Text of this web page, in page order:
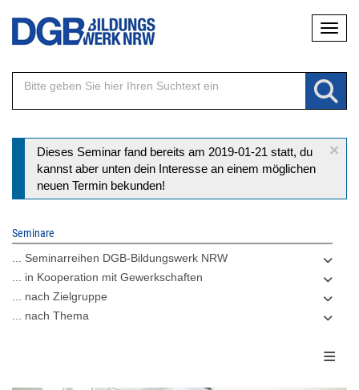
Direkt
Inhalt
×
Statusmeldung
Dieses Seminar fand bereits am 2019-01-21 statt, du
kannst aber unten dein Interesse an einem möglichen
neuen Termin bekunden!
Seminare
... Seminarreihen DGB-Bildungswerk NRW
... in Kooperation mit Gewerkschaften
... nach Zielgruppe
... nach Thema